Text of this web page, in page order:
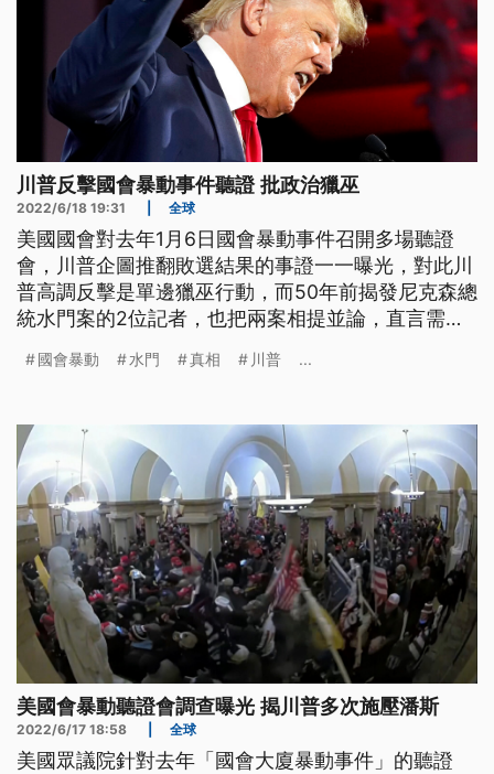
川普反擊國會暴動事件聽證 批政治獵巫
2022/6/18 19:31 全球
美國國會對去年1月6日國會暴動事件召開多場聽證
會，川普企圖推翻敗選結果的事證一一曝光，對此川
普高調反擊是單邊獵巫行動，而50年前揭發尼克森總
統水門案的2位記者，也把兩案相提並論，直言需要
國會暴動 水門 真相 川普 ...
美國會暴動聽證會調查曝光 揭川普多次施壓潘斯
2022/6/17 18:58 全球
美國眾議院針對去年「國會大廈暴動事件」的聽證